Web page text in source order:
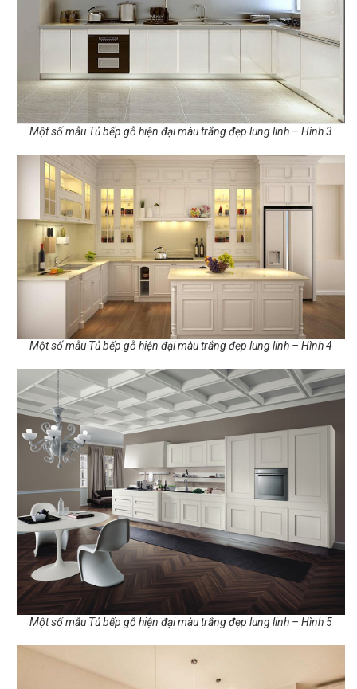
Một số mẫu Tủ bếp gỗ hiện đại màu trắng đẹp lung linh – Hình 3
Một số mẫu Tủ bếp gỗ hiện đại màu trắng đẹp lung linh – Hình 4
Một số mẫu Tủ bếp gỗ hiện đại màu trắng đẹp lung linh – Hình 5